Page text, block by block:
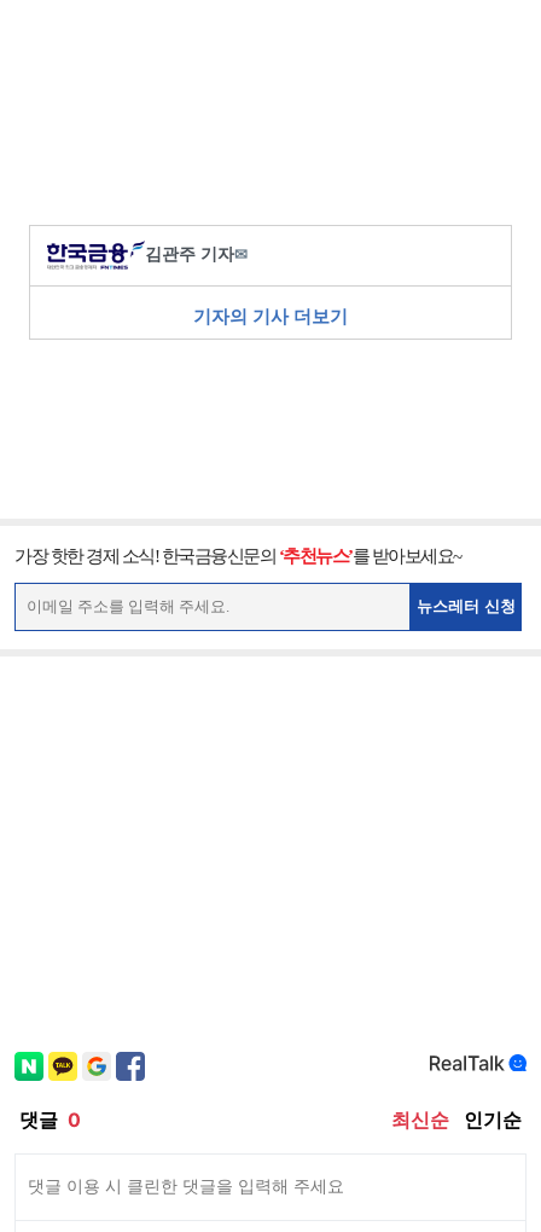
김관주 기자✉
기자의 기사 더보기
가장 핫한 경제 소식! 한국금융신문의 ‘추천뉴스’를 받아보세요~
뉴스레터 신청